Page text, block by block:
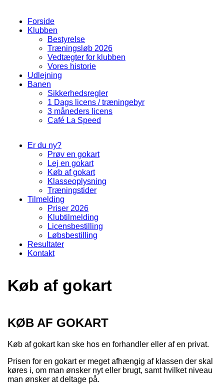
Forside
Klubben
Bestyrelse
Træningsløb 2026
Vedtægter for klubben
Vores historie
Udlejning
Banen
Sikkerhedsregler
1 Dags licens / træningebyr
3 måneders licens
Café La Speed
Er du ny?
Prøv en gokart
Lej en gokart
Køb af gokart
Klasseoplysning
Træningstider
Tilmelding
Priser 2026
Klubtilmelding
Licensbestilling
Løbsbestilling
Resultater
Kontakt
Køb af gokart
KØB AF GOKART
Køb af gokart kan ske hos en forhandler eller af en privat.
Prisen for en gokart er meget afhængig af klassen der skal
køres i, om man ønsker nyt eller brugt, samt hvilket niveau
man ønsker at deltage på.